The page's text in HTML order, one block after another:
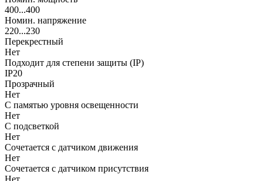
400...400
Номин. напряжение
220...230
Перекрестный
Нет
Подходит для степени защиты (IP)
IP20
Прозрачный
Нет
С памятью уровня освещенности
Нет
С подсветкой
Нет
Сочетается с датчиком движения
Нет
Сочетается с датчиком присутствия
Нет